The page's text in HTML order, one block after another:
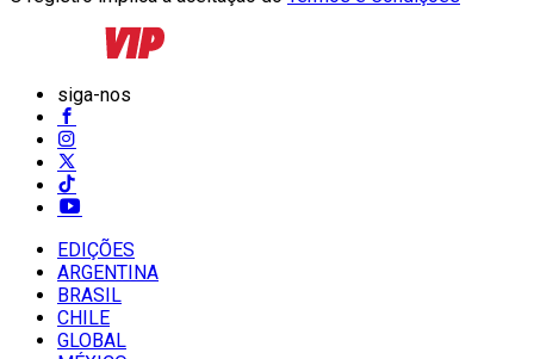
siga-nos
EDIÇÕES
ARGENTINA
BRASIL
CHILE
GLOBAL